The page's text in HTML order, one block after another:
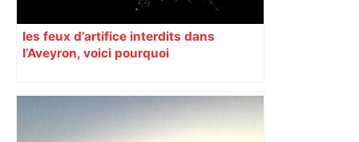
les feux d’artifice interdits dans
l’Aveyron, voici pourquoi